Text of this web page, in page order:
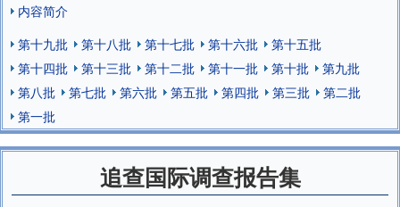
内容简介
第十九批
第十八批 第十七批 第十六批
第十五批
第十四批
第十三批 第十二批 第十一批 第十批
第九批
第八批
第七批 第六批 第五批 第四批 第三批
第二批
第一批
追查国际调查报告集